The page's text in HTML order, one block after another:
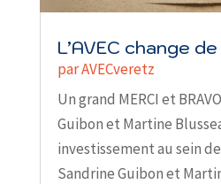
L’AVEC change
parAVECveretz
Un grand MERCI et
Guibon et Martine
investissement au sein de
Sandrine Guibon et